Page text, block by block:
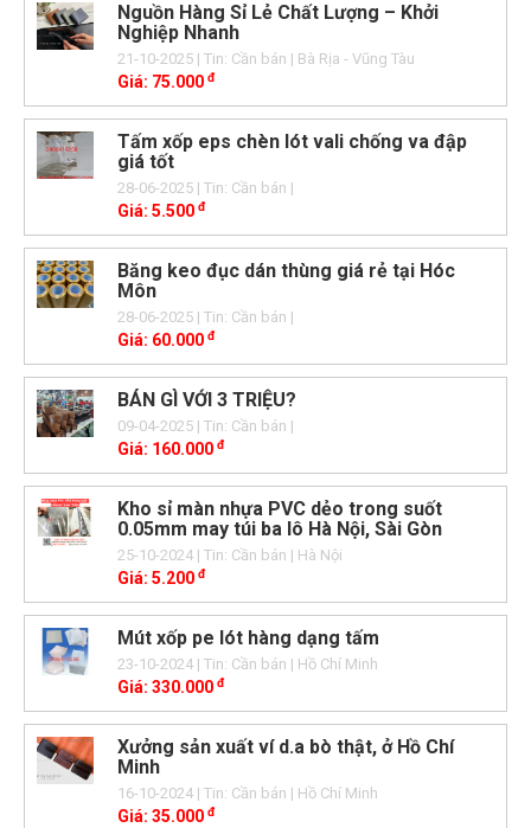
Nguồn Hàng Sỉ Lẻ Chất Lượng – Khởi
Nghiệp Nhanh
21-10-2025| Tin: Cần bán | Bà Rịa - Vũng Tàu
Giá: 75.000 đ
Tấm xốp eps chèn lót vali chống va đập
giá tốt
28-06-2025| Tin: Cần bán |
Giá: 5.500 đ
Băng keo đục dán thùng giá rẻ tại Hóc
Môn
28-06-2025| Tin: Cần bán |
Giá: 60.000 đ
BÁN GÌ VỚI 3 TRIỆU?
09-04-2025| Tin: Cần bán |
Giá: 160.000 đ
Kho sỉ màn nhựa PVC dẻo trong suốt
0.05mm may túi ba lô Hà Nội, Sài Gòn
25-10-2024| Tin: Cần bán | Hà Nội
Giá: 5.200 đ
Mút xốp pe lót hàng dạng tấm
23-10-2024| Tin: Cần bán | Hồ Chí Minh
Giá: 330.000 đ
Xưởng sản xuất ví d.a bò thật, ở Hồ Chí
Minh
16-10-2024| Tin: Cần bán | Hồ Chí Minh
Giá: 35.000 đ